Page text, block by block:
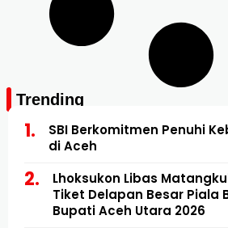
Trending
SBI Berkomitmen Penuhi
di Aceh
Lhoksukon Libas
Tiket Delapan Besar Piala
Bupati Aceh Utara 2026